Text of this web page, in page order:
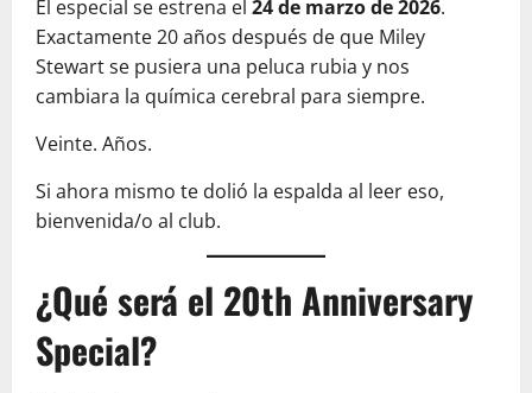
El especial se estrena el 24 de marzo de 2026.
Exactamente 20 años después de que Miley
Stewart se pusiera una peluca rubia y nos
cambiara la química cerebral para siempre.
Veinte. Años.
Si ahora mismo te dolió la espalda al leer eso,
bienvenida/o al club.
¿Qué será el 20th Anniversary
Special?